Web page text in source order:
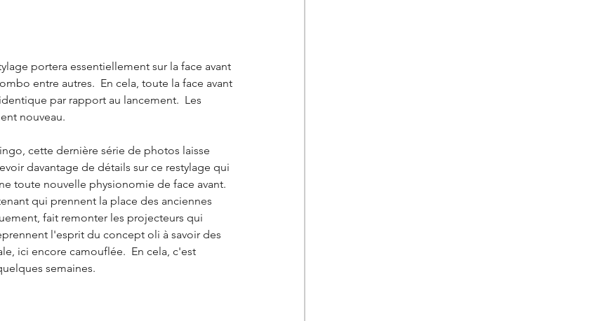
portera essentiellement sur la face avant
entre autres.  En cela, toute la face avant
par rapport au lancement.  Les
nouveau.
cette dernière série de photos laisse
davantage de détails sur ce restylage qui
toute nouvelle physionomie de face avant.
qui prennent la place des anciennes
fait remonter les projecteurs qui
l'esprit du concept oli à savoir des
ici encore camouflée.  En cela, c'est
semaines.